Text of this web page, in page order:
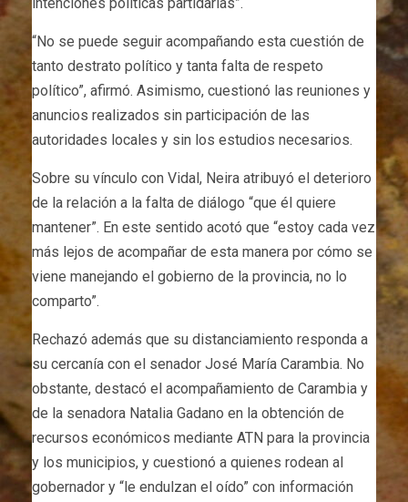
“No se puede seguir acompañando esta cuestión de
tanto destrato político y tanta falta de respeto
político”, afirmó. Asimismo, cuestionó las reuniones y
anuncios realizados sin participación de las
autoridades locales y sin los estudios necesarios.
Sobre su vínculo con Vidal, Neira atribuyó el deterioro
de la relación a la falta de diálogo “que él quiere
mantener”. En este sentido acotó que “estoy cada vez
más lejos de acompañar de esta manera por cómo se
viene manejando el gobierno de la provincia, no lo
comparto”.
Rechazó además que su distanciamiento responda a
su cercanía con el senador José María Carambia. No
obstante, destacó el acompañamiento de Carambia y
de la senadora Natalia Gadano en la obtención de
recursos económicos mediante ATN para la provincia
y los municipios, y cuestionó a quienes rodean al
gobernador y “le endulzan el oído” con información